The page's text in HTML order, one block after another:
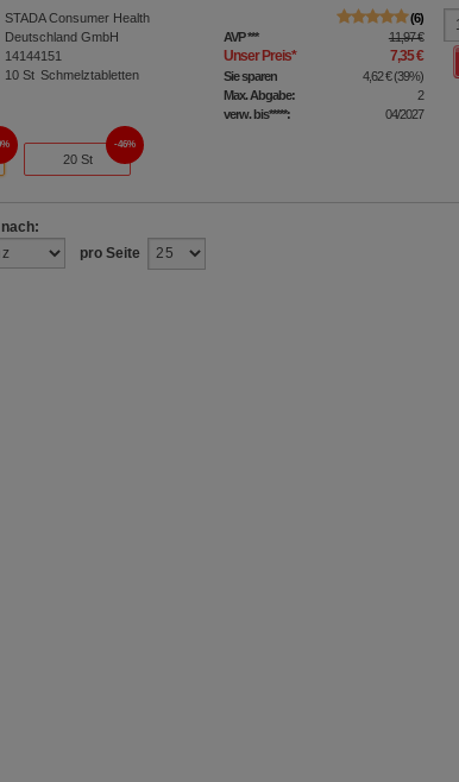
STADA Consumer Health
Deutschland GmbH
14144151
10St Schmelztabletten
6
AVP*** 11,97 €
Unser Preis* 7,35 €
Sie sparen 4,62 €(39%)
Max. Abgabe:
2
verw. bis*****:
04/2027
20 St
46%
pro Seite